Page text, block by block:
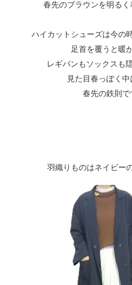
春先のブラウンを明るく
ハイカットシューズは今の
足首を覆うと暖
レギパンもソックスも
見た目春っぽく中
春先の鉄則で
羽織りものはネイビー